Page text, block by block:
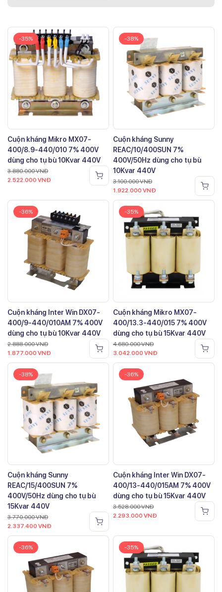
-35%
Cuộn kháng Mikro MX07-
400/8.9-440/010 7% 400V
dùng cho tụ bù 10Kvar 440V
3.880.000VNĐ
2.522.000 VNĐ
-38%
Cuộn kháng Sunny
REAC/10/400SUN 7%
400V/50Hz dùng cho tụ bù
10Kvar 440V
3.100.000VNĐ
1.922.000 VNĐ
-36%
Cuộn kháng Inter Win DX07-
400/9-440/010AM 7% 400V
dùng cho tụ bù 10Kvar 440V
2.888.000VNĐ
1.877.000 VNĐ
-35%
Cuộn kháng Mikro MX07-
400/13.3-440/015 7% 400V
dùng cho tụ bù 15Kvar 440V
4.680.000VNĐ
3.042.000 VNĐ
-38%
Cuộn kháng Sunny
REAC/15/400SUN 7%
400V/50Hz dùng cho tụ bù
15Kvar 440V
3.770.000VNĐ
2.337.400 VNĐ
-36%
Cuộn kháng Inter Win DX07-
400/13-440/015AM 7% 400V
dùng cho tụ bù 15Kvar 440V
3.528.000VNĐ
2.293.000 VNĐ
-36% -35%